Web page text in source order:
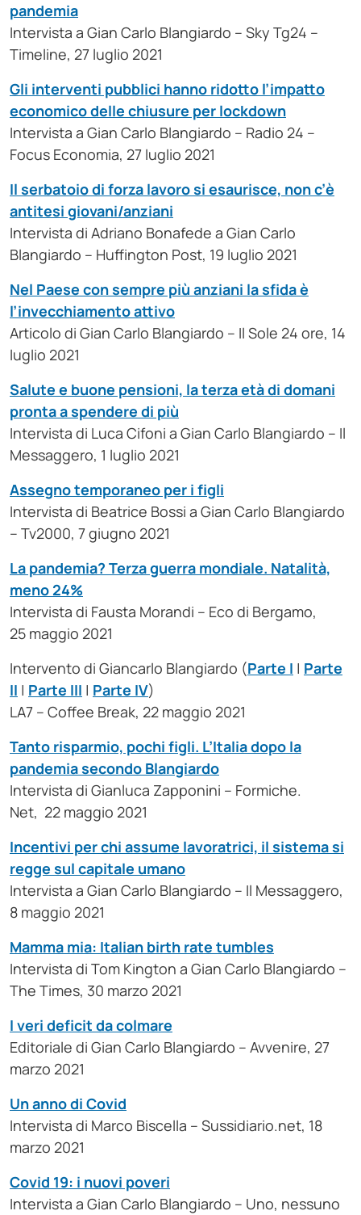
pandemia
Intervista a Gian Carlo Blangiardo – Sky Tg24 –
Timeline, 27 luglio 2021
Gli interventi pubblici hanno ridotto l’impatto
economico delle chiusure per lockdown
Intervista a Gian Carlo Blangiardo – Radio 24 –
Focus Economia, 27 luglio 2021
Il serbatoio di forza lavoro si esaurisce, non c’è
antitesi giovani/anziani
Intervista di Adriano Bonafede a Gian Carlo
Blangiardo – Huffington Post, 19 luglio 2021
Nel Paese con sempre più anziani la sfida è
l’invecchiamento attivo
Articolo di Gian Carlo Blangiardo – Il Sole 24 ore, 14
luglio 2021
Salute e buone pensioni, la terza età di domani
pronta a spendere di più
Intervista di Luca Cifoni a Gian Carlo Blangiardo – Il
Messaggero, 1 luglio 2021
Assegno temporaneo per i figli
Intervista di Beatrice Bossi a Gian Carlo Blangiardo
– Tv2000, 7 giugno 2021
La pandemia? Terza guerra mondiale. Natalità,
meno 24%
Intervista di Fausta Morandi – Eco di Bergamo,
25 maggio 2021
Intervento di Giancarlo Blangiardo (Parte I | Parte
II | Parte III | Parte IV)
LA7 – Coffee Break, 22 maggio 2021
Tanto risparmio, pochi figli. L’Italia dopo la
pandemia secondo Blangiardo
Intervista di Gianluca Zapponini – Formiche.
Net, 22 maggio 2021
Incentivi per chi assume lavoratrici, il sistema si
regge sul capitale umano
Intervista a Gian Carlo Blangiardo – Il Messaggero,
8 maggio 2021
Mamma mia: Italian birth rate tumbles
Intervista di Tom Kington a Gian Carlo Blangiardo –
The Times, 30 marzo 2021
I veri deficit da colmare
Editoriale di Gian Carlo Blangiardo – Avvenire, 27
marzo 2021
Un anno di Covid
Intervista di Marco Biscella – Sussidiario.net, 18
marzo 2021
Covid 19: i nuovi poveri
Intervista a Gian Carlo Blangiardo – Uno, nessuno